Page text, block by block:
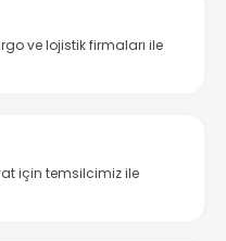
ve lojistik firmaları ile
için temsilcimiz ile